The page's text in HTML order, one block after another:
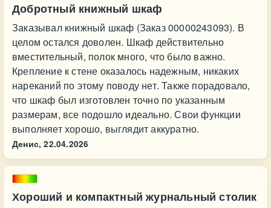
Добротный книжный шкаф
Заказывал книжный шкаф (Заказ 00000243093). В
целом остался доволен. Шкаф действительно
вместительный, полок много, что было важно.
Крепление к стене оказалось надежным, никаких
нареканий по этому поводу нет. Также порадовало,
что шкаф был изготовлен точно по указанным
размерам, все подошло идеально. Свои функции
выполняет хорошо, выглядит аккуратно.
Денис, 22.04.2026
Хороший и компактный журнальный столик